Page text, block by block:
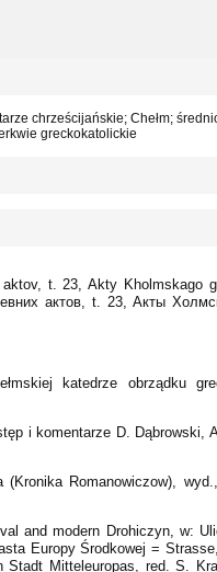
chrześcijańskie; Chełm;
greckokatolickie
t. 23, Akty Kholmskago
актов, t. 23, Акты
katedrze obrządku
i komentarze D. Dąbrowski,
Romanowiczow),
and modern Drohiczyn, w:
Europy Środkowej =
Stadt Mitteleuropas, red. S.